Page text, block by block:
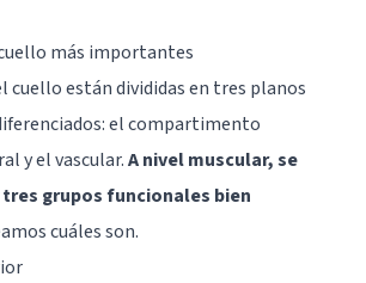
más importantes
cuello están divididas en tres planos
el compartimento
y el vascular.A nivel muscular, se
grupos funcionales bien
cuáles son.